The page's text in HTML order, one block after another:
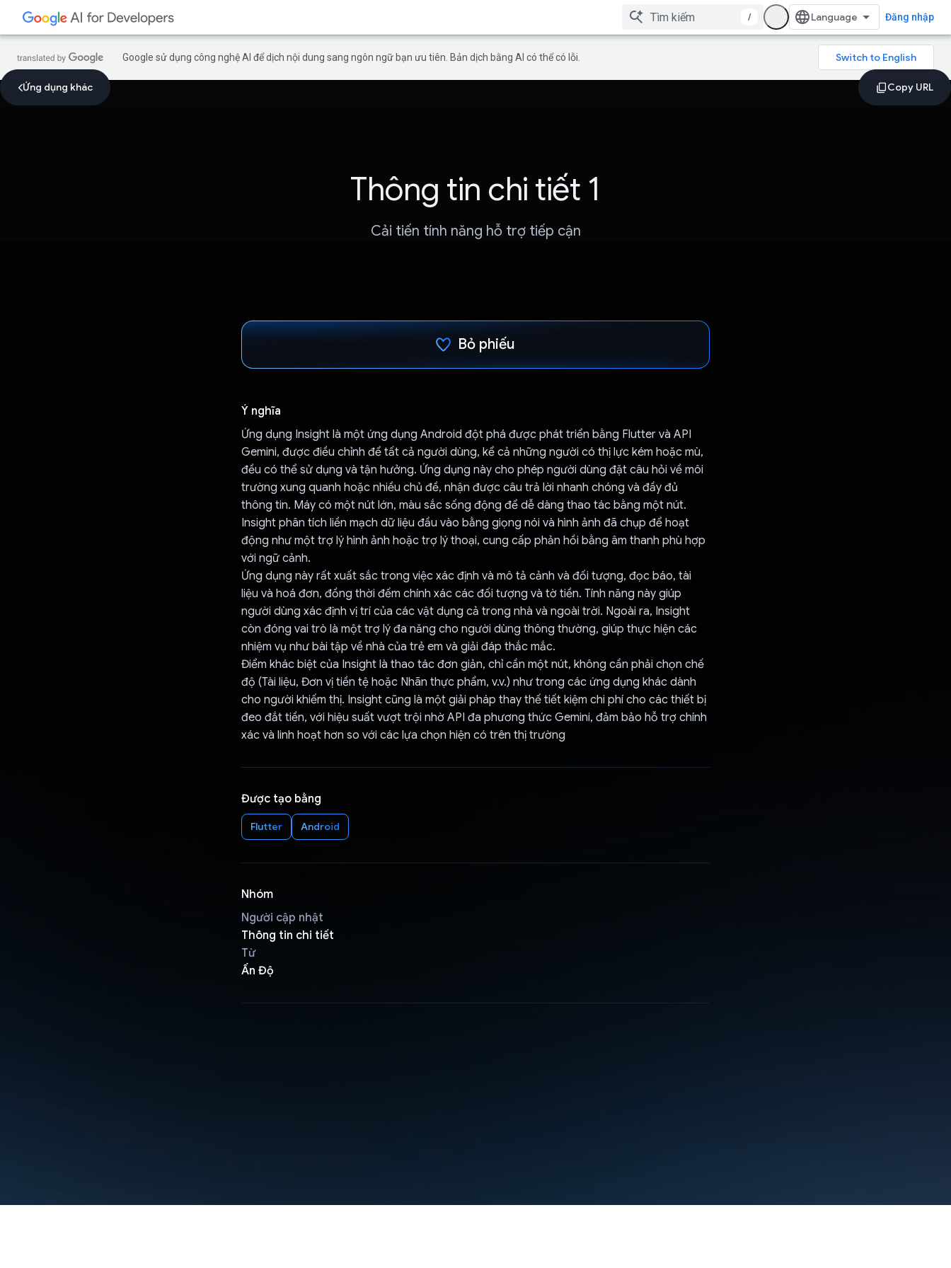
/ Đăng nhập
Google sử dụng công nghệ AI để dịch nội dung sang ngôn ngữ bạn ưu tiên. Bản dịch bằng AI có thể có lỗi.
Ứng dụng khác
Thông tin chi tiết 1
Cải tiến tính năng hỗ trợ tiếp cận
Bỏ phiếu
Ý nghĩa
Ứng dụng Insight là một ứng dụng Android đột phá được phát triển bằng Flutter và API
Gemini, được điều chỉnh để tất cả người dùng, kể cả những người có thị lực kém hoặc mù,
đều có thể sử dụng và tận hưởng. Ứng dụng này cho phép người dùng đặt câu hỏi về môi
trường xung quanh hoặc nhiều chủ đề, nhận được câu trả lời nhanh chóng và đầy đủ
thông tin. Máy có một nút lớn, màu sắc sống động để dễ dàng thao tác bằng một nút.
Insight phân tích liền mạch dữ liệu đầu vào bằng giọng nói và hình ảnh đã chụp để hoạt
động như một trợ lý hình ảnh hoặc trợ lý thoại, cung cấp phản hồi bằng âm thanh phù hợp
với ngữ cảnh.
Ứng dụng này rất xuất sắc trong việc xác định và mô tả cảnh và đối tượng, đọc báo, tài
liệu và hoá đơn, đồng thời đếm chính xác các đối tượng và tờ tiền. Tính năng này giúp
người dùng xác định vị trí của các vật dụng cả trong nhà và ngoài trời. Ngoài ra, Insight
còn đóng vai trò là một trợ lý đa năng cho người dùng thông thường, giúp thực hiện các
nhiệm vụ như bài tập về nhà của trẻ em và giải đáp thắc mắc.
Điểm khác biệt của Insight là thao tác đơn giản, chỉ cần một nút, không cần phải chọn chế
độ (Tài liệu, Đơn vị tiền tệ hoặc Nhãn thực phẩm, v.v.) như trong các ứng dụng khác dành
cho người khiếm thị. Insight cũng là một giải pháp thay thế tiết kiệm chi phí cho các thiết bị
đeo đắt tiền, với hiệu suất vượt trội nhờ API đa phương thức Gemini, đảm bảo hỗ trợ chính
xác và linh hoạt hơn so với các lựa chọn hiện có trên thị trường
Được tạo bằng
Flutter Android
Nhóm
Người cập nhật
Thông tin chi tiết
Từ
Ấn Độ